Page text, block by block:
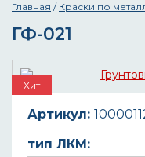
Главная / Краски по
ГФ-021
Хит
Артикул:
тип ЛКМ: